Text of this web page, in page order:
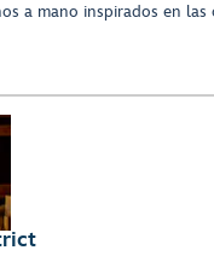
a mano inspirados en las